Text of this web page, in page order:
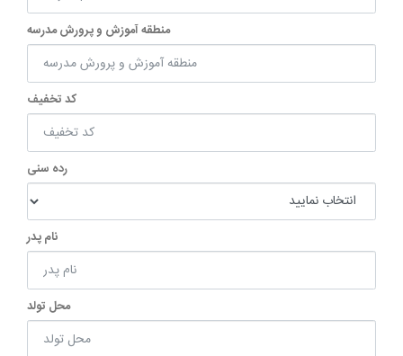
منطقه آموزش و پرورش مدرسه
کد تخفیف
رده سنی
نام پدر
محل تولد